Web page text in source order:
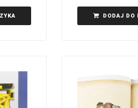
DODAJ DO